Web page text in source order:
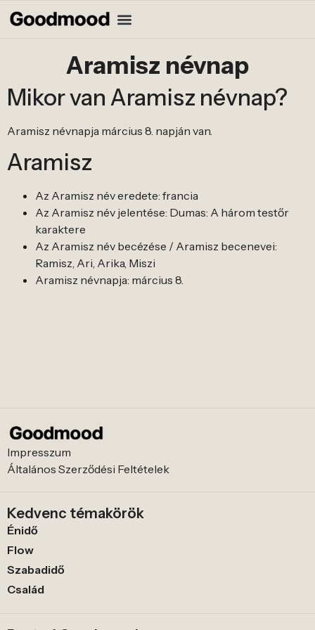
Aramisz névnap
Mikor van Aramisz névnap?
Aramisz névnapja március 8. napján van.
Aramisz
Az Aramisz név eredete: francia
Az Aramisz név jelentése: Dumas: A három testőr
karaktere
Az Aramisz név becézése / Aramisz becenevei:
Ramisz, Ari, Arika, Miszi
Aramisz névnapja: március 8.
Impresszum
Általános Szerződési Feltételek
Kedvenc témakörök
Énidő
Flow
Szabadidő
Család